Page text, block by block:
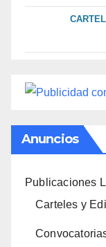
Anuncios
Publicaciones
Carteles y